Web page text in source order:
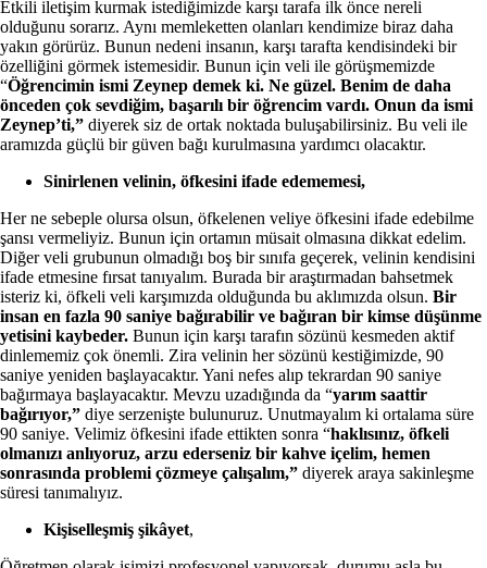
Etkili iletişim kurmak istediğimizde karşı tarafa ilk önce nereli
olduğunu sorarız. Aynı memleketten olanları kendimize biraz daha
yakın görürüz. Bunun nedeni insanın, karşı tarafta kendisindeki bir
özelliğini görmek istemesidir. Bunun için veli ile görüşmemizde
“Öğrencimin ismi Zeynep demek ki. Ne güzel. Benim de daha
önceden çok sevdiğim, başarılı bir öğrencim vardı. Onun da ismi
Zeynep’ti,” diyerek siz de ortak noktada buluşabilirsiniz. Bu veli ile
aramızda güçlü bir güven bağı kurulmasına yardımcı olacaktır.
Sinirlenen velinin, öfkesini ifade edememesi,
Her ne sebeple olursa olsun, öfkelenen veliye öfkesini ifade edebilme
şansı vermeliyiz. Bunun için ortamın müsait olmasına dikkat edelim.
Diğer veli grubunun olmadığı boş bir sınıfa geçerek, velinin kendisini
ifade etmesine fırsat tanıyalım. Burada bir araştırmadan bahsetmek
isteriz ki, öfkeli veli karşımızda olduğunda bu aklımızda olsun. Bir
insan en fazla 90 saniye bağırabilir ve bağıran bir kimse düşünme
yetisini kaybeder. Bunun için karşı tarafın sözünü kesmeden aktif
dinlememiz çok önemli. Zira velinin her sözünü kestiğimizde, 90
saniye yeniden başlayacaktır. Yani nefes alıp tekrardan 90 saniye
bağırmaya başlayacaktır. Mevzu uzadığında da “yarım saattir
bağırıyor,” diye serzenişte bulunuruz. Unutmayalım ki ortalama süre
90 saniye. Velimiz öfkesini ifade ettikten sonra “haklısınız, öfkeli
olmanızı anlıyoruz, arzu ederseniz bir kahve içelim, hemen
sonrasında problemi çözmeye çalışalım,” diyerek araya sakinleşme
süresi tanımalıyız.
Kişiselleşmiş şikâyet,